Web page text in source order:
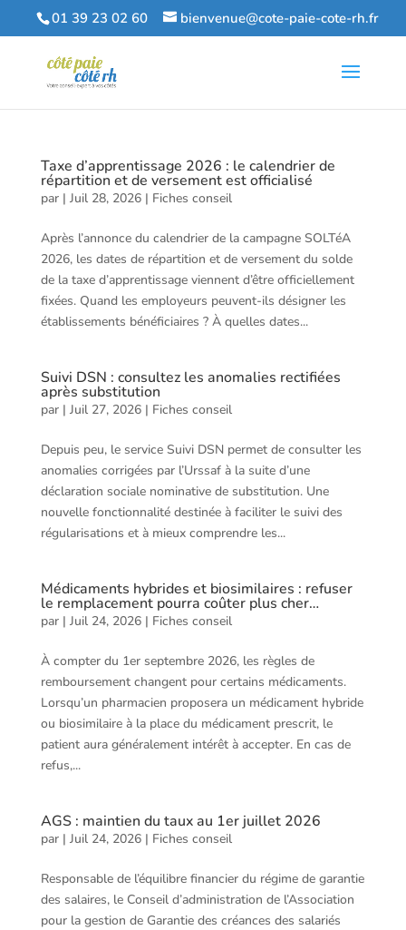
01 39 23 02 60 bienvenue@cote-paie-cote-rh.fr
Taxe d’apprentissage 2026 : le calendrier de
répartition et de versement est officialisé
par | Juil 28, 2026| Fiches conseil
Après l’annonce du calendrier de la campagne SOLTéA
2026, les dates de répartition et de versement du solde
de la taxe d’apprentissage viennent d’être officiellement
fixées. Quand les employeurs peuvent-ils désigner les
établissements bénéficiaires ? À quelles dates...
Suivi DSN : consultez les anomalies rectifiées
après substitution
par | Juil 27, 2026| Fiches conseil
Depuis peu, le service Suivi DSN permet de consulter les
anomalies corrigées par l’Urssaf à la suite d’une
déclaration sociale nominative de substitution. Une
nouvelle fonctionnalité destinée à faciliter le suivi des
régularisations et à mieux comprendre les...
Médicaments hybrides et biosimilaires : refuser
le remplacement pourra coûter plus cher…
par | Juil 24, 2026| Fiches conseil
À compter du 1er septembre 2026, les règles de
remboursement changent pour certains médicaments.
Lorsqu’un pharmacien proposera un médicament hybride
ou biosimilaire à la place du médicament prescrit, le
patient aura généralement intérêt à accepter. En cas de
refus,...
AGS : maintien du taux au 1er juillet 2026
par | Juil 24, 2026| Fiches conseil
Responsable de l’équilibre financier du régime de garantie
des salaires, le Conseil d’administration de l’Association
pour la gestion de Garantie des créances des salariés